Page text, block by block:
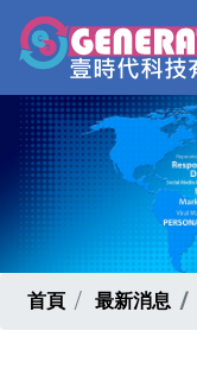
首頁 最新消息